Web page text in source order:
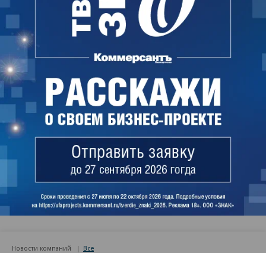
которых были размещены средства от продажи
Ольга Корзик, Ъ-Онлайн
Поделиться
Читайте нас в MAX и в Телеграме
Новости компаний Все